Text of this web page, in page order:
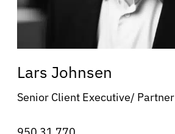
Lars Johnsen
Senior Client Executive/ Partner